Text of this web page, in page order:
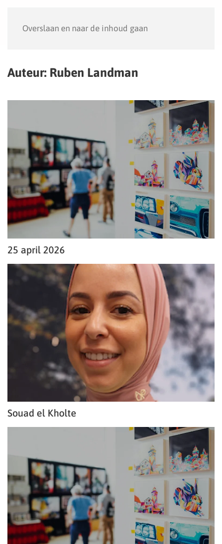
Overslaan en naar de inhoud gaan
Auteur: Ruben Landman
25 april 2026
Souad el Kholte